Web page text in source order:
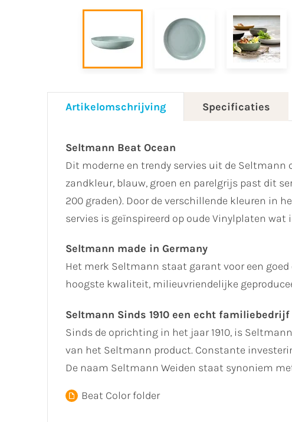
Artikelomschrijving Specificaties
Seltmann Beat Ocean
Dit moderne en trendy servies uit de
zandkleur, blauw, groen en parelgrijs past dit
200 graden). Door de verschillende kleuren in
servies is geïnspireerd op oude Vinylplaten
Seltmann made in Germany
Het merk Seltmann staat garant voor een
hoogste kwaliteit, milieuvriendelijke
Seltmann Sinds 1910 een echt familiebedrijf
Sinds de oprichting in het jaar 1910, is
van het Seltmann product. Constante
De naam Seltmann Weiden staat synoniem
Beat Color folder